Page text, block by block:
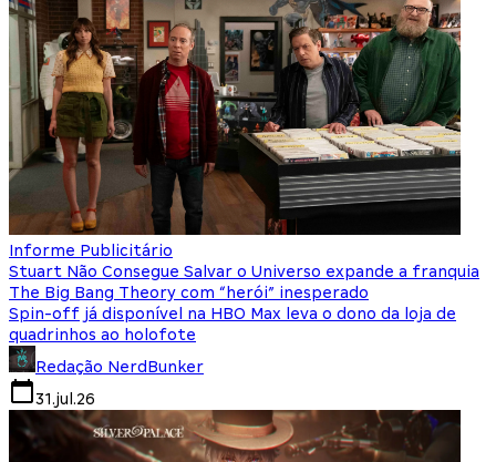
Informe Publicitário
Stuart Não Consegue Salvar o Universo expande a franquia
The Big Bang Theory com “herói” inesperado
Spin-off já disponível na HBO Max leva o dono da loja de
quadrinhos ao holofote
Redação NerdBunker
31.jul.26